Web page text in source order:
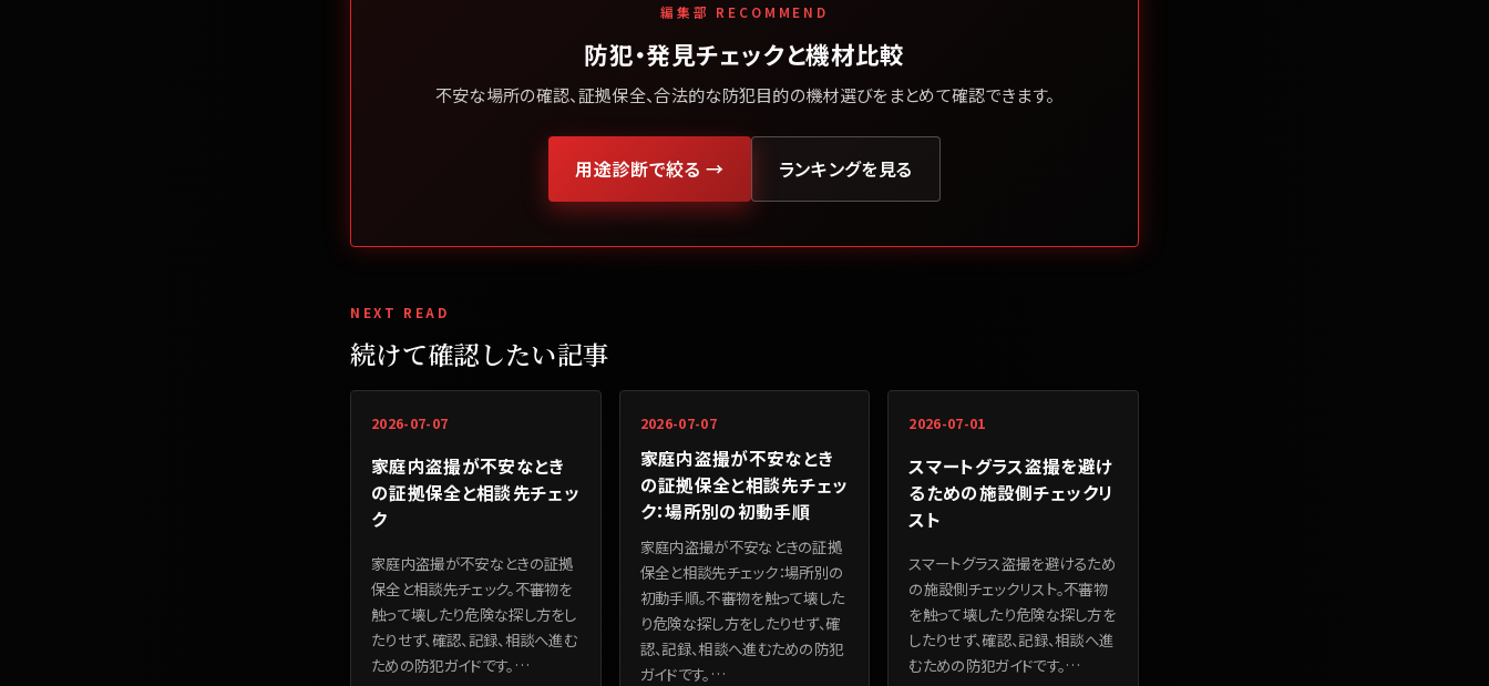
編集部 RECOMMEND
防犯・発見チェックと機材比較
不安な場所の確認、証拠保全、合法的な防犯目的の機材選びをまとめて確認できます。
用途診断で絞る → ランキングを見る
NEXT READ
続けて確認したい記事
2026-07-07
家庭内盗撮が不安なとき
の証拠保全と相談先チェッ
ク
家庭内盗撮が不安なときの証拠
保全と相談先チェック。不審物を
触って壊したり危険な探し方をし
たりせず、確認、記録、相談へ進む
ための防犯ガイドです。 …
2026-07-07
家庭内盗撮が不安なとき
の証拠保全と相談先チェッ
ク：場所別の初動手順
家庭内盗撮が不安なときの証拠
保全と相談先チェック：場所別の
初動手順。不審物を触って壊した
り危険な探し方をしたりせず、確
認、記録、相談へ進むための防犯
ガイドです。 …
2026-07-01
スマートグラス盗撮を避け
るための施設側チェックリ
スト
スマートグラス盗撮を避けるため
の施設側チェックリスト。不審物
を触って壊したり危険な探し方を
したりせず、確認、記録、相談へ進
むための防犯ガイドです。…